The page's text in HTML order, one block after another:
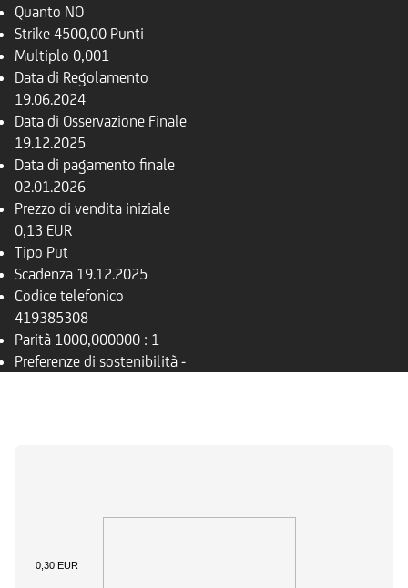
Quanto NO
Strike 4500,00 Punti
Multiplo 0,001
Data di Regolamento
19.06.2024
Data di Osservazione Finale
19.12.2025
Data di pagamento finale
02.01.2026
Prezzo di vendita iniziale
0,13 EUR
Tipo Put
Scadenza 19.12.2025
Codice telefonico
419385308
Parità 1000,000000 : 1
Preferenze di sostenibilità -
0,30 EUR